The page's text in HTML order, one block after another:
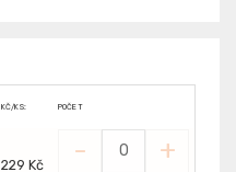
KČ/KS: POČET
229 Kč - +